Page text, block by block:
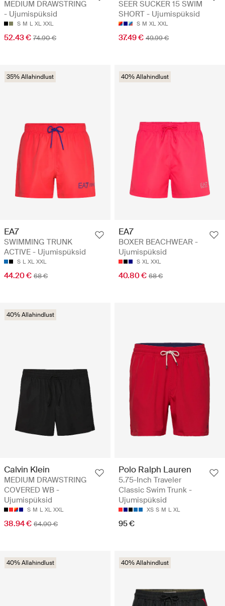
MEDIUM DRAWSTRING
- Ujumispüksid
S M L XL XXL
52.43 € 74.90 €
SEER SUCKER 15 SWIM
SHORT - Ujumispüksid
S M XL XXL
37.49 € 49.99 €
35% Allahindlust
EA7
SWIMMING TRUNK
ACTIVE - Ujumispüksid
S L XL XXL
44.20 € 68 €
40% Allahindlust
EA7
BOXER BEACHWEAR -
Ujumispüksid
S XL XXL
40.80 € 68 €
40% Allahindlust
Calvin Klein
MEDIUM DRAWSTRING
COVERED WB -
Ujumispüksid
S M L XL XXL
38.94 € 64.90 €
Polo Ralph Lauren
5.75-Inch Traveler
Classic Swim Trunk -
Ujumispüksid
XS S M L XL
95 €
40% Allahindlust 40% Allahindlust